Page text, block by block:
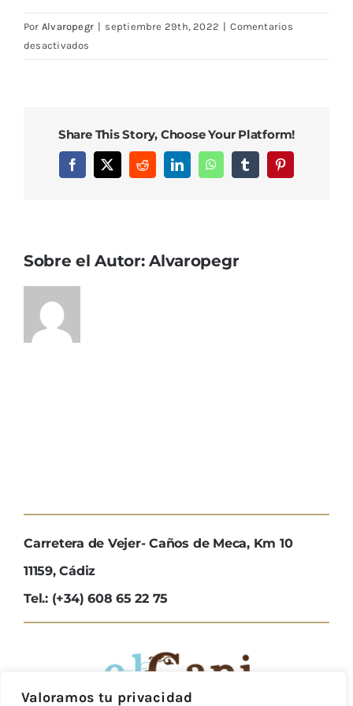
Valoramos tu privacidad
Por Alvaropegr | septiembre 29th, 2022 | Comentarios
desactivados
Share This Story, Choose Your Platform!
Facebook
X RedditLinkedInWhatsAppTumblrPinterest
Sobre el Autor:Alvaropegr
Carretera de Vejer- Caños de Meca, Km 10
11159, Cádiz
Tel.: (+34) 608 65 22 75